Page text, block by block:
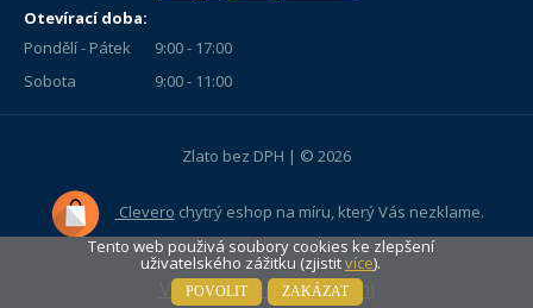
Otevírací doba:
Pondělí - Pátek
9:00 - 17:00
Sobota
9:00 - 11:00
Zlato bez DPH | © 2026
Clevero chytrý eshop na míru, který Vás nezklame.
Vypni mobilní zobrazení
Tento web použivá soubory cookies ke zlepšení
uživatelského zážitku (zjistitvíce).
POVOLIT ZAKÁZAT